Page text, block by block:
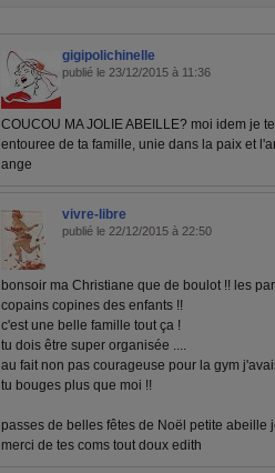
gigipolichinelle
publié le 23/12/2015 à 11:36
COUCOU MA JOLIE ABEILLE? moi idem je
entouree de ta famille, unie dans la paix et
ange
vivre-libre
publié le 22/12/2015 à 22:50
bonsoir ma Christiane que de boulot !! les
copains copines des enfants !!
c'est une belle famille tout ça !
tu dois être super organisée ....
au fait non pas courageuse pour la gym
tu bouges plus que moi !!
passes de belles fêtes de Noël petite abeille
merci de tes coms tout doux edith